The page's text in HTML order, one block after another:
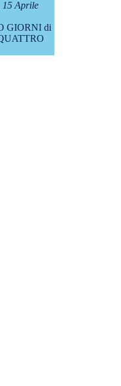
15 Aprile
GIORNI di